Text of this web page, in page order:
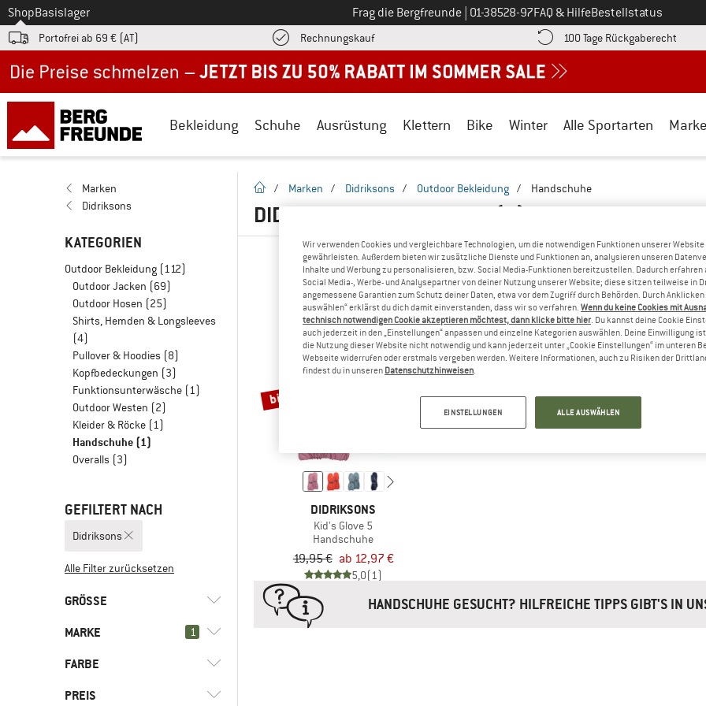
Zum
ShopBasislager Frag die Bergfreunde Ruf uns an unter
01-38528-97FAQ & HilfeBestellstatus
Portofrei ab 69 € (AT) RechnungskaufFinde die Zahlungs-Infos hier! Öffnet sich in einer Infobox
100 Tage Rückgaberecht
Bekleidung Schuhe Ausrüstung Klettern Bike Winter Alle Sportarten
Marken
Didriksons
KATEGORIEN
Outdoor Bekleidung (112)
Outdoor Jacken (69)
Outdoor Hosen (25)
Shirts, Hemden & Longsleeves
(4)
Pullover & Hoodies (8)
Kopfbedeckungen (3)
Funktionsunterwäsche (1)
Outdoor Westen (2)
Kleider & Röcke (1)
Handschuhe (1)
Overalls (3)
GEFILTERT NACH
Didriksons
Alle Filter zurücksetzen
GRÖSSE
XS
MARKE 1
FARBE
PREIS
Startseite
/ Marken / Didriksons / Outdoor Bekleidung / Handschuhe
DIDRIKSONS HANDSCHUHE(1)
bis 35%
DIDRIKSONS
Kid's Glove 5
Handschuhe
19,95 € ab 12,97 €
5,0(1)
HANDSCHUHE GESUCHT? HILFREICHE TIPPS GIBT'S IN
Wir verwenden Cookies und vergleichbare Technologien, um die notwendigen Funktionen unserer Website
gewährleisten. Außerdem bieten wir zusätzliche Dienste und Funktionen an, analysieren unseren
Inhalte und Werbung zu personalisieren, bzw. Social Media-Funktionen bereitzustellen. Dadurch erfahren
Social Media-, Werbe- und Analysepartner von deiner Nutzung unserer Website; diese sitzen teilweise in
angemessene Garantien zum Schutz deiner Daten, etwa vor dem Zugriff durch Behörden. Durch Anklicken
auswählen“ erklärst du dich damit einverstanden, dass wir so verfahren. Wenn du keine Cookies mit
technisch notwendigen Cookie akzeptieren möchtest, dann klicke bitte hier. Du kannst deine Cookie
auch jederzeit in den „Einstellungen“ anpassen und einzelne Kategorien auswählen. Deine Einwilligung
die Nutzung dieser Website nicht notwendig und kann jederzeit unter „Cookie Einstellungen“ im unteren
Webseite widerrufen oder erstmals vergeben werden. Weitere Informationen, auch zu Risiken der
findest du in unseren Datenschutzhinweisen.
EINSTELLUNGEN ALLE AUSWÄHLEN